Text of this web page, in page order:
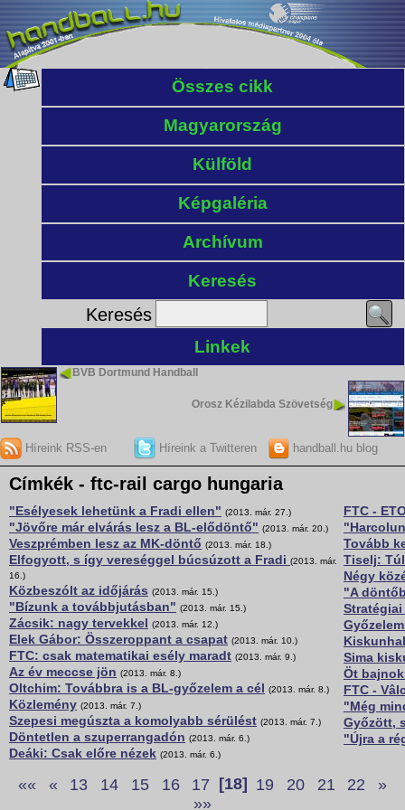
Összes cikk
Magyarország
Külföld
Képgaléria
Archívum
Keresés
Keresés
Linkek
BVB Dortmund Handball
Orosz Kézilabda Szövetség
Híreink RSS-en Híreink a Twitteren handball.hu blog
Címkék - ftc-rail cargo hungaria
"Esélyesek lehetünk a Fradi ellen" (2013. már. 27.)
"Jövőre már elvárás lesz a BL-elődöntő" (2013. már. 20.)
Veszprémben lesz az MK-döntő (2013. már. 18.)
Elfogyott, s így vereséggel búcsúzott a Fradi (2013. már.
16.)
Közbeszólt az időjárás (2013. már. 15.)
"Bízunk a továbbjutásban" (2013. már. 15.)
Zácsik: nagy tervekkel (2013. már. 12.)
Elek Gábor: Összeroppant a csapat (2013. már. 10.)
FTC: csak matematikai esély maradt (2013. már. 9.)
Az év meccse jön (2013. már. 8.)
Oltchim: Továbbra is a BL-győzelem a cél (2013. már. 8.)
Közlemény (2013. már. 7.)
Szepesi megúszta a komolyabb sérülést (2013. már. 7.)
Döntetlen a szuperrangadón (2013. már. 6.)
Deáki: Csak előre nézek (2013. már. 6.)
FTC -
Tovább
Tiselj:
Négy
"A
Sima
Öt
FTC -
"Még
Győzött,
"Újra a
«« « 13 14 15 16 17 [18] 19 20 21 22
»
»»